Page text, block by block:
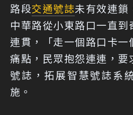
路段交通號誌未有效連鎖
中華路從小東路口一直到
連貫，「走一個路口卡一
痛點，民眾抱怨連連，要
號誌，拓展智慧號誌系
施。